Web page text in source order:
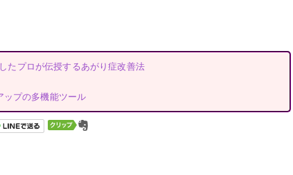
たプロが伝授するあがり症改善法
ップの多機能ツール